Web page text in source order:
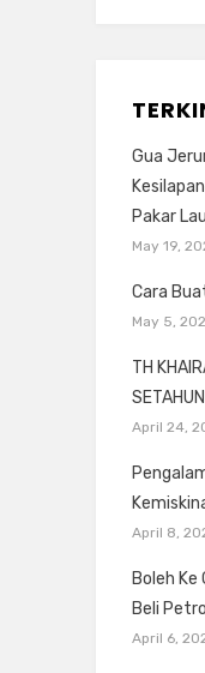
Gua
Pakar
May 19,
Cara
May 5,
TH
SETAHUN
April 24,
April 8,
Boleh Ke
Beli
April 6,